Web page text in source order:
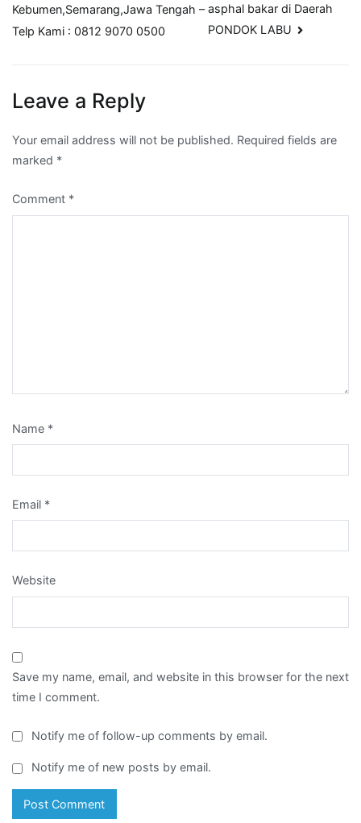
Kebumen,Semarang,Jawa Tengah –
Telp Kami : 0812 9070 0500
asphal bakar di Daerah
PONDOK LABU
Leave a Reply
Your email address will not be published. Required fields are
marked *
Comment *
Name *
Email *
Website
Save my name, email, and website in this browser for the next
time I comment.
Notify me of follow-up comments by email.
Notify me of new posts by email.